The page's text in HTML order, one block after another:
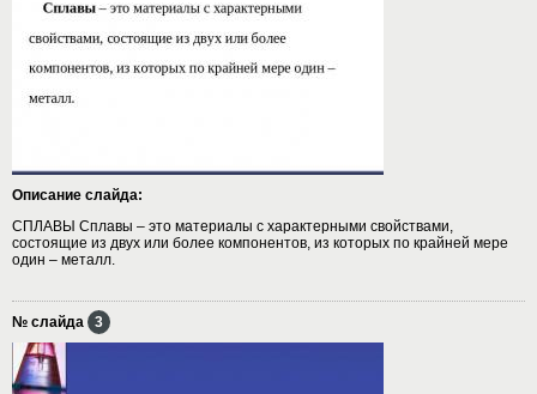
Описание слайда:
СПЛАВЫ Сплавы – это материалы с характерными свойствами,
состоящие из двух или более компонентов, из которых по крайней мере
один – металл.
№ слайда 3